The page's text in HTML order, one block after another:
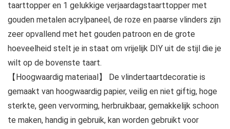
taarttopper en 1 gelukkige verjaardagstaarttopper met
gouden metalen acrylpaneel, de roze en paarse vlinders zijn
zeer opvallend met het gouden patroon en de grote
hoeveelheid stelt je in staat om vrijelijk DIY uit de stijl die je
wilt op de bovenste taart.
【Hoogwaardig materiaal】 De vlindertaartdecoratie is
gemaakt van hoogwaardig papier, veilig en niet giftig, hoge
sterkte, geen vervorming, herbruikbaar, gemakkelijk schoon
te maken, handig in gebruik, kan worden gebruikt voor